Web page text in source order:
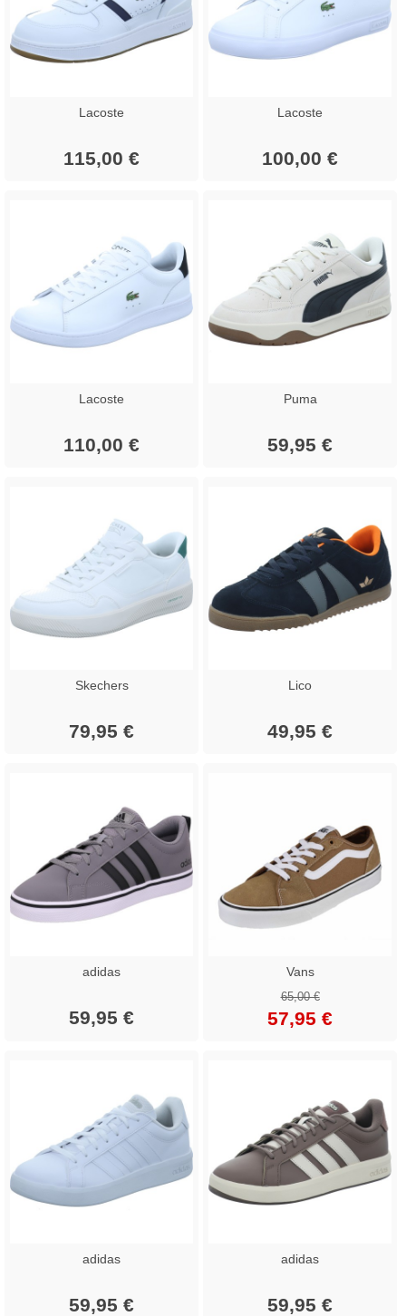
Lacoste
115,00 €
Lacoste
100,00 €
Lacoste
110,00 €
Puma
59,95 €
Skechers
79,95 €
Lico
49,95 €
adidas
59,95 €
Vans
65,00 €
57,95 €
adidas
59,95 €
adidas
59,95 €